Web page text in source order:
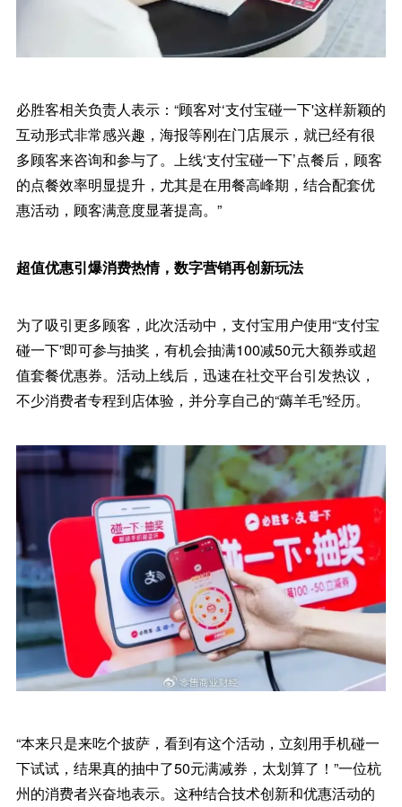
必胜客相关负责人表示：“顾客对‘支付宝碰一下'这样新颖的
互动形式非常感兴趣，海报等刚在门店展示，就已经有很
多顾客来咨询和参与了。上线‘支付宝碰一下’点餐后，顾客
的点餐效率明显提升，尤其是在用餐高峰期，结合配套优
惠活动，顾客满意度显著提高。”
超值优惠引爆消费热情，数字营销再创新玩法
为了吸引更多顾客，此次活动中，支付宝用户使用“支付宝
碰一下”即可参与抽奖，有机会抽满100减50元大额券或超
值套餐优惠券。活动上线后，迅速在社交平台引发热议，
不少消费者专程到店体验，并分享自己的“薅羊毛”经历。
“本来只是来吃个披萨，看到有这个活动，立刻用手机碰一
下试试，结果真的抽中了50元满减券，太划算了！”一位杭
州的消费者兴奋地表示。这种结合技术创新和优惠活动的